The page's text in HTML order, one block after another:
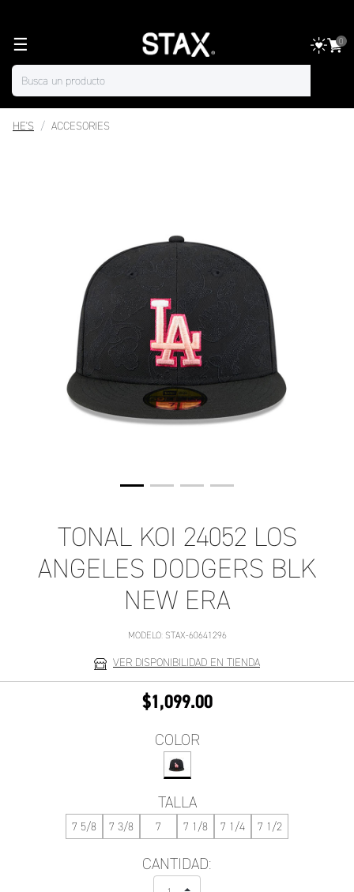
☰ 0
HE'S ACCESORIES
TONAL KOI 24052 LOS
ANGELES DODGERS BLK
NEW ERA
MODELO: STAX-60641296
VER DISPONIBILIDAD EN TIENDA
$1,099.00
COLOR
TALLA
7 5/8 7 3/8 7 7 1/8 7 1/4 7 1/2
CANTIDAD: